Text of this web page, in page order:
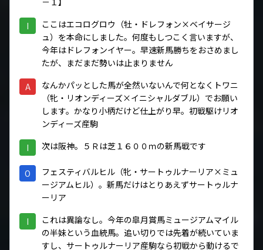
I
ここはエコログロウ（牡・ドレフォン×ベイサージ
ュ）を本命にしました。何度もしつこく言いますが、
今年はドレフォンイヤー。早速新馬勝ちをおさめまし
たが、まだまだ勢いは止まりません
A
なんかパッとした馬が全然いないんで何となくトワニ
（牝・リオンディーズ×イニシャルダブル）でお願い
します。かなり小柄だけど仕上がり早。初戦駆けリオ
ンディーズ産駒
I 次は阪神。５Ｒは芝１６００ｍの新馬戦です
O
フェスティバルヒル（牝・サートゥルナーリア×ミュ
ージアムヒル）。新馬だけはとりあえずサートゥルナ
ーリア
I
これは異論なし。今年の皐月賞馬ミュージアムマイル
の半妹という血統馬。追い切りでは先着が続いていま
すし、サートゥルナーリア産駒なら初戦から動けるで